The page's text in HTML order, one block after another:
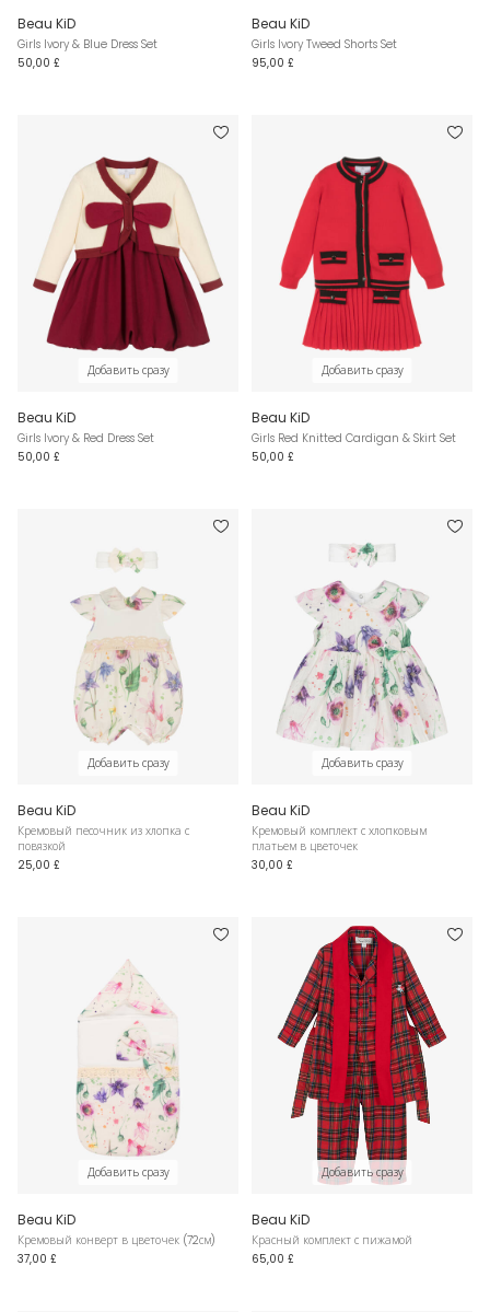
Beau KiD
Girls Ivory & Blue Dress Set
50,00 £
Beau KiD
Girls Ivory Tweed Shorts Set
95,00 £
Добавить сразу
Beau KiD
Girls Ivory & Red Dress Set
50,00 £
Добавить сразу
Beau KiD
Girls Red Knitted Cardigan & Skirt Set
50,00 £
Добавить сразу
Beau KiD
Кремовый песочник из хлопка с
повязкой
25,00 £
Добавить сразу
Beau KiD
Кремовый комплект с хлопковым
платьем в цветочек
30,00 £
Добавить сразу
Beau KiD
Кремовый конверт в цветочек (72см)
37,00 £
Добавить сразу
Beau KiD
Красный комплект с пижамой
65,00 £